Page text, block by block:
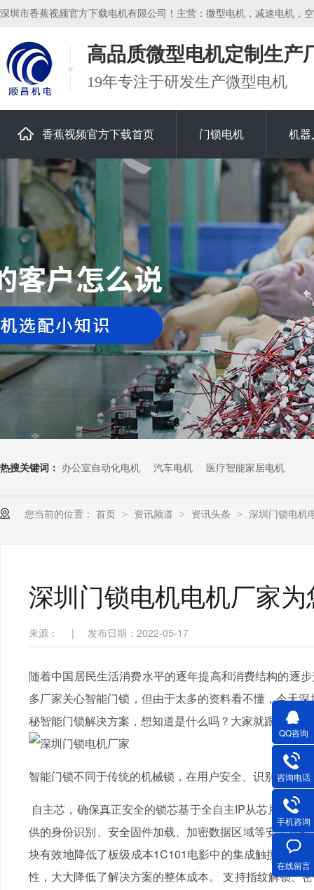
深圳市香蕉视频官方下载电机有限公司！主营：微型电机，减速电机
高品质微型电机定制生产
19年专注于研发生产微型电机
香蕉视频官方下载首页 门锁电机 机器
关于香蕉视频官方下载
热搜关键词： 办公室自动化电机 汽车电机 医疗智能家居电机
您当前的位置： 首页 > 资讯频道 > 资讯头条 > 深圳门锁电机
深圳门锁电机电机厂家
来源： | 发布日期：2022-05-17
随着中国居民生活消费水平的逐年提高和消费结构的逐步升
多厂家关心智能门锁，但由于太多的资料看不懂，今
秘智能门锁解决方案，想知道是什么吗？大家就跟香蕉
智能门锁不同于传统的机械锁，在用户安全、识别和管
自主芯，确保真正安全的锁芯基于全自主IP从芯片硬件
供的身份识别、安全固件加载、加密数据区域等安全功
块有效地降低了板级成本1C101电影中的集成触摸和语音
性，大大降低了解决方案的整体成本。 支持指纹解锁、
QQ咨询
咨询电话
手机咨询
在线留言